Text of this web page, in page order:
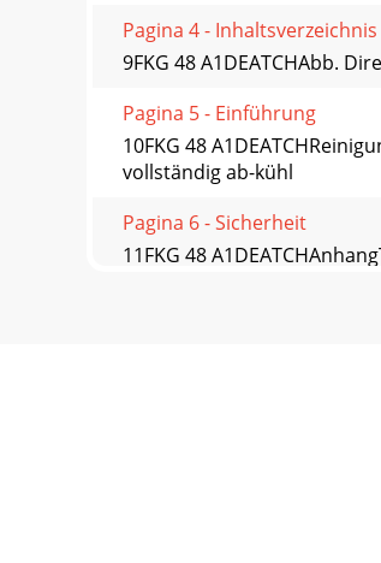
Pagina 4 - Inhaltsverzeichnis
9FKG 48 A1DEATCHAbb.
Pagina 5 - Einführung
10FKG 48
vollständig ab-kühl
Pagina 6 - Sicherheit
11FKG 48